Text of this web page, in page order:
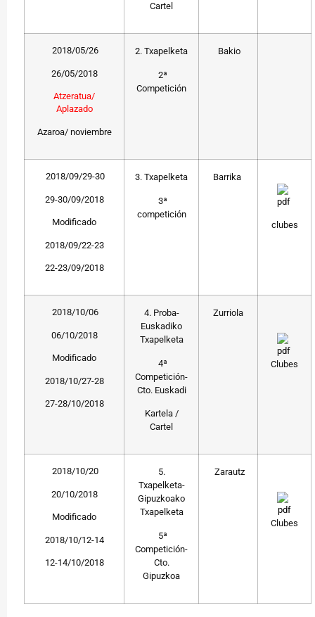
Cartel
2018/05/26
26/05/2018
Atzeratua/
Aplazado
Azaroa/ noviembre
2. Txapelketa
2ª
Competición
Bakio
2018/09/29-30
29-30/09/2018
Modificado
2018/09/22-23
22-23/09/2018
3. Txapelketa
3ª
competición
Barrika
clubes
2018/10/06
06/10/2018
Modificado
2018/10/27-28
27-28/10/2018
4. Proba-
Euskadiko
Txapelketa
4ª
Competición-
Cto. Euskadi
Kartela /
Cartel
Zurriola
Clubes
2018/10/20
20/10/2018
Modificado
2018/10/12-14
12-14/10/2018
5.
Txapelketa-
Gipuzkoako
Txapelketa
5ª
Competición-
Cto.
Gipuzkoa
Zarautz
Clubes